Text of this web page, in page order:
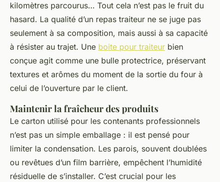
kilomètres parcourus… Tout cela n’est pas le fruit du
hasard. La qualité d’un repas traiteur ne se juge pas
seulement à sa composition, mais aussi à sa capacité
à résister au trajet. Une boite pour traiteur bien
conçue agit comme une bulle protectrice, préservant
textures et arômes du moment de la sortie du four à
celui de l’ouverture par le client.
Maintenir la fraîcheur des produits
Le carton utilisé pour les contenants professionnels
n’est pas un simple emballage : il est pensé pour
limiter la condensation. Les parois, souvent doublées
ou revêtues d’un film barrière, empêchent l’humidité
résiduelle de s’installer. C’est crucial pour les